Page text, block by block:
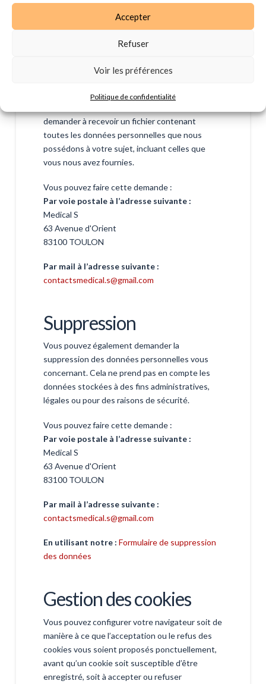
Accepter
Refuser
Voir les préférences
Politique de confidentialité
données
Portabilité
Si vous avez un compte ou si vous avez laissé
demander à recevoir un fichier contenant
toutes les données personnelles que nous
possédons à votre sujet, incluant celles que
vous nous avez fournies.
Vous pouvez faire cette demande :
Par voie postale à l’adresse suivante :
Medical S
63 Avenue d'Orient
83100 TOULON
Par mail à l’adresse suivante :
contactsmedical.s@gmail.com
Suppression
Vous pouvez également demander la
suppression des données personnelles vous
concernant. Cela ne prend pas en compte les
données stockées à des fins administratives,
légales ou pour des raisons de sécurité.
Vous pouvez faire cette demande :
Par voie postale à l’adresse suivante :
Medical S
63 Avenue d'Orient
83100 TOULON
Par mail à l’adresse suivante :
contactsmedical.s@gmail.com
En utilisant notre : Formulaire de suppression
des données
Gestion des cookies
Vous pouvez configurer votre navigateur soit de
manière à ce que l’acceptation ou le refus des
cookies vous soient proposés ponctuellement,
avant qu’un cookie soit susceptible d’être
enregistré, soit à accepter ou refuser